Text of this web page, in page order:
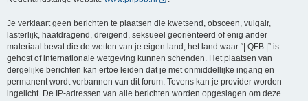
Je verklaart geen berichten te plaatsen die kwetsend, obsceen, vulgair,
lasterlijk, haatdragend, dreigend, seksueel georiënteerd of enig ander
materiaal bevat die de wetten van je eigen land, het land waar “| QFB |” is
gehost of internationale wetgeving kunnen schenden. Het plaatsen van
dergelijke berichten kan ertoe leiden dat je met onmiddellijke ingang en
permanent wordt verbannen van dit forum. Tevens kan je provider worden
ingelicht. De IP-adressen van alle berichten worden opgeslagen om deze